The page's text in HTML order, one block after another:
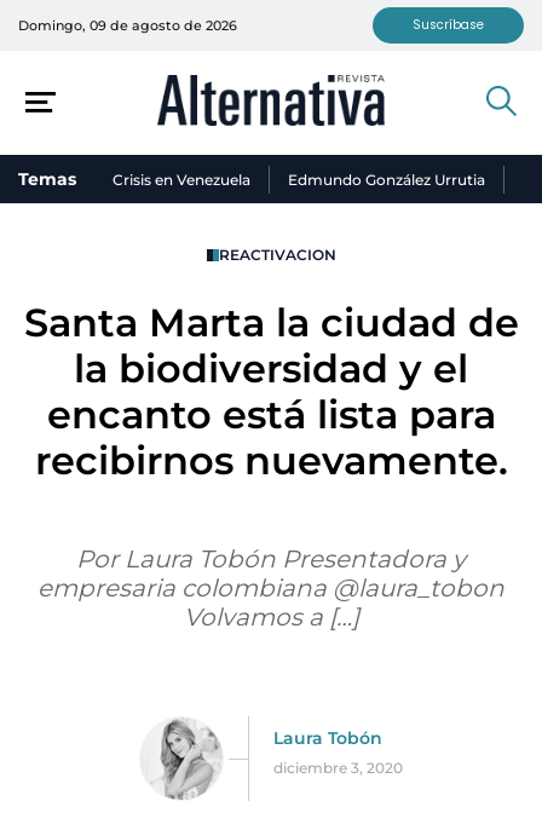
Domingo, 09 de agosto de 2026 Suscríbase
Temas Crisis en Venezuela Edmundo González Urrutia
REACTIVACION
Santa Marta la ciudad de
la biodiversidad y el
encanto está lista para
recibirnos nuevamente.
Por Laura Tobón Presentadora y
empresaria colombiana @laura_tobon
Volvamos a […]
Laura Tobón
diciembre 3, 2020